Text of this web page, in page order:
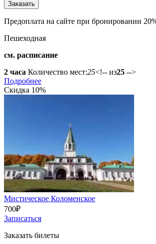
Предоплата на сайте при бронировании
Пешеходная
см. расписание
2 часа Количество мест:25<!-- из25 -->
Подробнее
Скидка 10%
Мистическое Коломенское
700₽
Записаться
Заказать билеты